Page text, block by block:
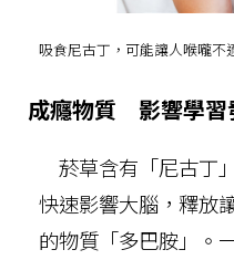
吸食尼古丁，可能讓人喉嚨不
成癮物質 影響學習
菸草含有「尼古丁
快速影響大腦，釋放
的物質「多巴胺」。